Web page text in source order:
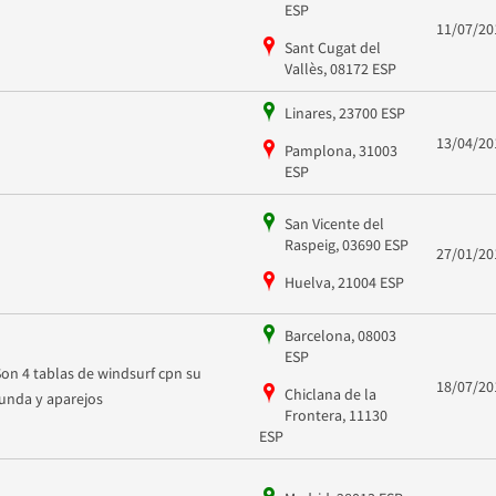
ESP
Sant Cugat del
Vallès, 08172 ESP
11/07/
Linares, 23700 ESP
Pamplona, 31003
ESP
13/04/
San Vicente del
Raspeig, 03690 ESP
Huelva, 21004 ESP
27/01/
4 tablas de windsurf cpn su
y aparejos
Barcelona, 08003
ESP
Chiclana de la
Frontera, 11130
ESP
18/07/